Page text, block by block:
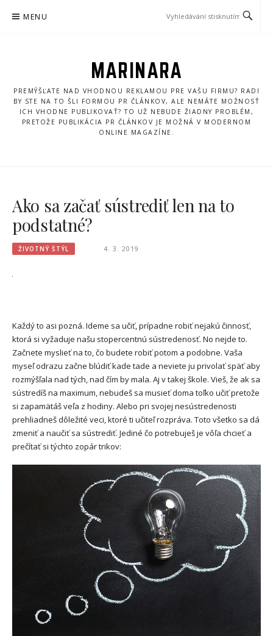
MENU
MARINARA
PREMÝŠĽATE NAD VHODNOU REKLAMOU PRE VAŠU FIRMU? RADI
BY STE NA TO ŠLI FORMOU PR ČLÁNKOV, ALE NEMÁTE MOŽNOSŤ
ICH VHODNE PUBLIKOVAŤ? TO UŽ NEBUDE ŽIADNY PROBLÉM,
PRETOŽE PUBLIKÁCIA PR ČLÁNKOV JE MOŽNÁ V MODERNOM
ONLINE MAGAZÍNE.
Ako sa začať sústrediť len na to
podstatné?
ŽIVOTNÝ ŠTÝL 4. 3. 2019
Každý to asi pozná. Ideme sa učiť, prípadne robiť nejakú činnosť,
ktorá si vyžaduje našu stopercentnú sústredenosť. No nejde to.
Začnete myslieť na to, čo budete robiť potom a podobne. Vaša
myseľ odrazu začne blúdiť kade tade a neviete ju privolať späť aby
rozmýšľala nad tých, nad čím by mala. Aj v takej škole. Vieš, že ak sa
sústredíš na maximum, nebudeš sa musieť doma toľko učiť pretože
si zapamätáš veľa z hodiny. Alebo pri svojej nesústredenosti
prehliadneš dôležité veci, ktoré ti učiteľ rozpráva. Toto všetko sa dá
zmeniť a naučiť sa sústrediť. Jediné čo potrebuješ je vôľa chcieť a
prečítať si týchto zopár trikov: